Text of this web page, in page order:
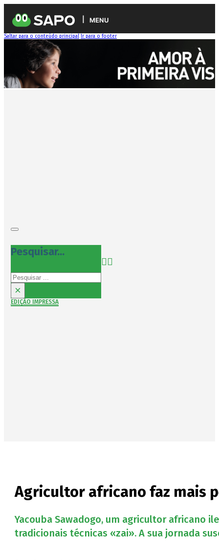
MENU
Saltar para o conteúdo principal Ir para o footer
Pesquisar...
Pesquisar
×
EDIÇÃO IMPRESSA
Agricultor africano faz mais
Yacouba Sawadogo, um agricultor africano
tradicionais técnicas «zai». A sua jornada